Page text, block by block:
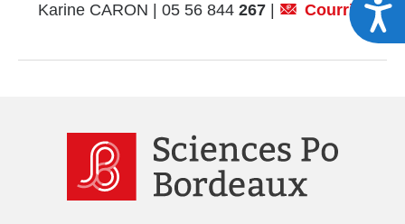
adresser l'ensemble du dossier au
Sciences Po Bordeaux avant le 26
des candidats |
d'admissibilité : première
quinzaine de juin 2026,
Karine CARON | 05 56 844 267 Courriel